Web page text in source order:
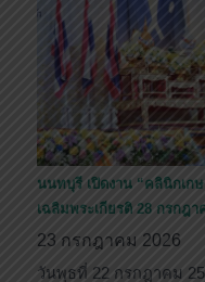
นนทบุรี เปิดงาน “คลินิกเก
เฉลิมพระเกียรติ 28 กรกฎา
23 กรกฎาคม 2026
วันพุธที่ 22 กรกฎาคม